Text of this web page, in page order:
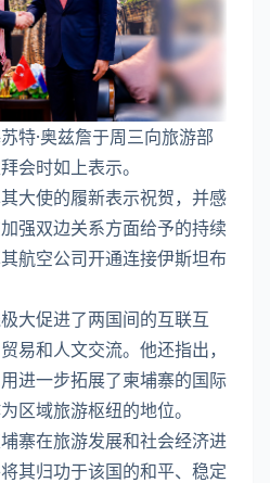
特·奥兹詹于周三向旅游部
会时如上表示。
大使的履新表示祝贺，并感
强双边关系方面给予的持续
航空公司开通连接伊斯坦布
大促进了两国间的互联互
易和人文交流。他还指出，
进一步拓展了柬埔寨的国际
区域旅游枢纽的地位。
寨在旅游发展和社会经济进
其归功于该国的和平、稳定